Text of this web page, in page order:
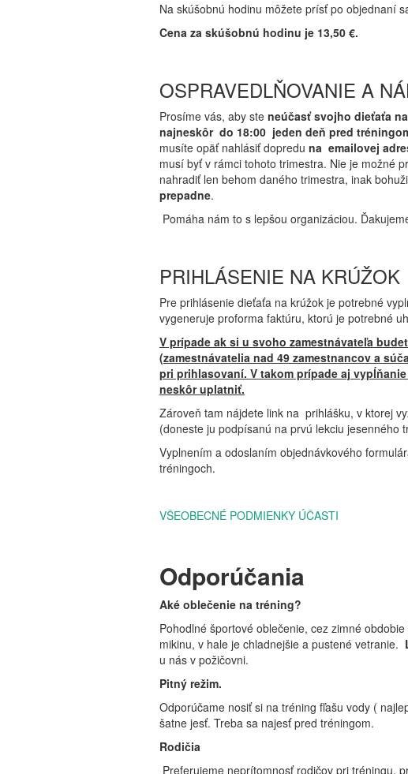
Na skúšobnú hodinu môžete prísť po objednaní
Cena za skúšobnú hodinu je 13,50 €.
OSPRAVEDLŇOVANIE A
Prosíme vás, aby ste neúčasť svojho dieťaťa
najneskôr do 18:00 jeden deň pred
musíte opäť nahlásiť dopredu na emailovej
musí byť v rámci tohoto trimestra. Nie je možné
nahradiť len behom daného trimestra, inak
prepadne.
Pomáha nám to s lepšou organizáciou.
PRIHLÁSENIE NA KRÚŽOK
Pre prihlásenie dieťaťa na krúžok je potrebné
vygeneruje proforma faktúru, ktorú je potrebné
V prípade ak si u svoho zamestnávateľa
(zamestnávatelia nad 49 zamestnancov a
pri prihlasovaní. V takom prípade aj
neskôr uplatniť.
Zároveň tam nájdete link na prihlášku, v ktorej
(doneste ju podpísanú na prvú lekciu jesenného
Vyplnením a odoslaním objednávkového
tréningoch.
VŠEOBECNÉ PODMIENKY ÚČASTI
Odporúčania
Aké oblečenie na tréning?
Pohodlné športové oblečenie, cez zimné
mikinu, v hale je chladnejšie a pustené vetranie.
u nás v požičovni.
Pitný režim.
Odporúčame nosiť si na tréning fľašu vody (
šatne jesť. Treba sa najesť pred tréningom.
Rodičia
Preferujeme neprítomnosť rodičov pri tréningu,